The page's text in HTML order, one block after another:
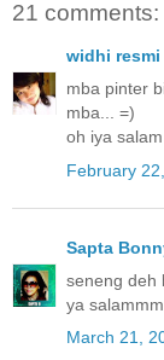
21 comments:
widhi resmi
mba pinter
mba... =)
oh iya
February
Sapta
seneng deh
ya
March 21,